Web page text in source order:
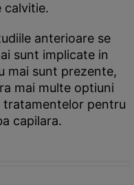
calvitie.
anterioare se
sunt implicate in
mai sunt prezente,
mai multe optiuni
tratamentelor pentru
capilara.